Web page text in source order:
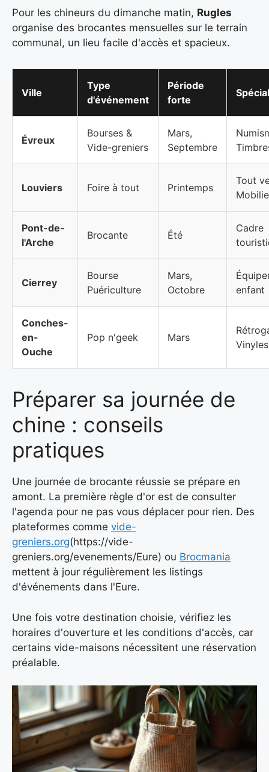
Pour les chineurs du dimanche matin, Rugles
organise des brocantes mensuelles sur le terrain
communal, un lieu facile d'accès et spacieux.
Ville
Type
d'événement
Période
forte
Évreux
Bourses &
Vide-greniers
Mars,
Septembre
Louviers Foire à tout Printemps
Tout
Pont-de-
l'Arche
Brocante Été
Cadre
Cierrey
Bourse
Puériculture
Mars,
Octobre
enfant
Conches-
en-
Ouche
Pop n'geek Mars
Vinyles
Préparer sa journée de
chine : conseils
pratiques
Une journée de brocante réussie se prépare en
amont. La première règle d'or est de consulter
l'agenda pour ne pas vous déplacer pour rien. Des
plateformes comme vide-
greniers.org(https://vide-
greniers.org/evenements/Eure) ou Brocmania
mettent à jour régulièrement les listings
d'événements dans l'Eure.
Une fois votre destination choisie, vérifiez les
horaires d'ouverture et les conditions d'accès, car
certains vide-maisons nécessitent une réservation
préalable.